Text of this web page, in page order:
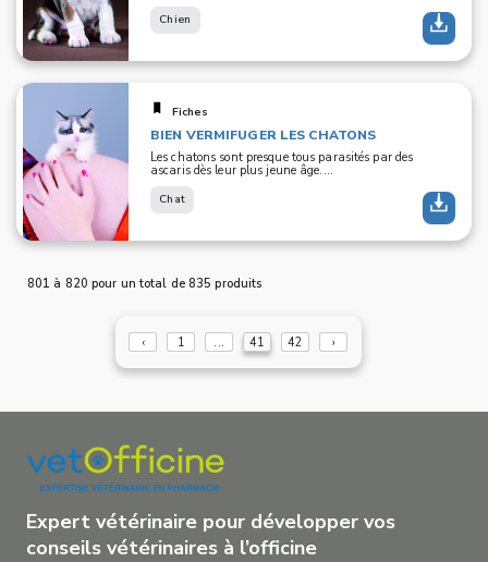
Chien
Fiches
BIEN VERMIFUGER LES CHATONS
Les chatons sont presque tous parasités par des
ascaris dès leur plus jeune âge....
Chat
801 à 820 pour un total de 835 produits
‹ 1 ... 41 42 ›
Expert vétérinaire pour développer vos
conseils vétérinaires à l’officine